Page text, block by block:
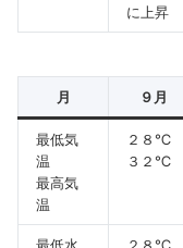
に上昇
月 ９月
最低気
温
最高気
温
２８℃
３２℃